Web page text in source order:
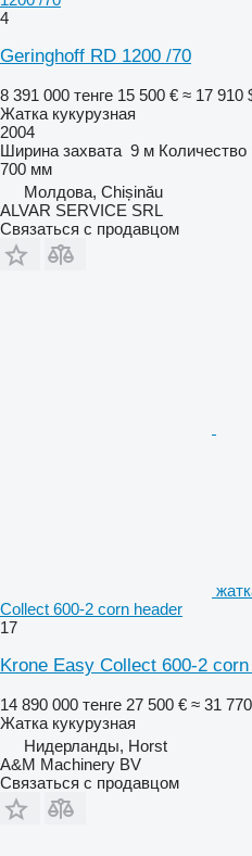
4
Geringhoff RD 1200 /70
8 391 000 тенге 15 500 € ≈ 17 910
Жатка кукурузная
2004
Ширина захвата 9 м Количество
700 мм
Молдова, Chișinău
ALVAR SERVICE SRL
Связаться с продавцом
Collect 600-2 corn header
17
Krone Easy Collect 600-2
14 890 000 тенге 27 500 € ≈ 31
Жатка кукурузная
Нидерланды, Horst
A&M Machinery BV
Связаться с продавцом